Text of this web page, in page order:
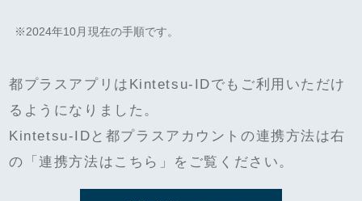
※2024年10月現在の手順です。
都プラスアプリはKintetsu-IDでもご利用いただけ
るようになりました。
Kintetsu-IDと都プラスアカウントの連携方法は右
の「連携方法はこちら」をご覧ください。